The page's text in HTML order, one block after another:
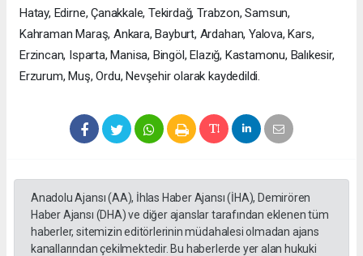
Hatay, Edirne, Çanakkale, Tekirdağ, Trabzon, Samsun,
Kahraman Maraş, Ankara, Bayburt, Ardahan, Yalova, Kars,
Erzincan, Isparta, Manisa, Bingöl, Elazığ, Kastamonu, Balıkesir,
Erzurum, Muş, Ordu, Nevşehir olarak kaydedildi.
Anadolu Ajansı (AA), İhlas Haber Ajansı (İHA), Demirören
Haber Ajansı (DHA) ve diğer ajanslar tarafından eklenen tüm
haberler, sitemizin editörlerinin müdahalesi olmadan ajans
kanallarından çekilmektedir. Bu haberlerde yer alan hukuki